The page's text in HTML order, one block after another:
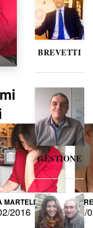
MARTELLI
2016 15/
BREVETTI
GESTIONE